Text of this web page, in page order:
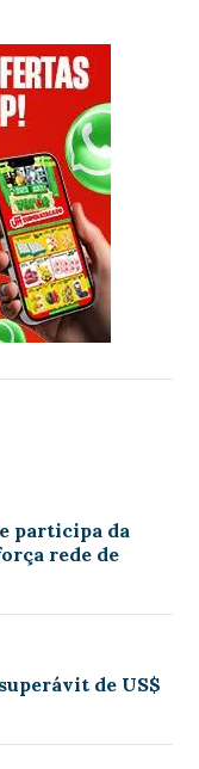
participa da
rede de
de US$